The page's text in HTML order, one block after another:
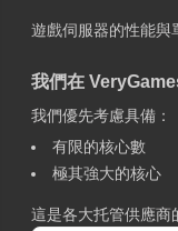
遊戲伺服器的性能與
我們在
我們優先考慮具備：
有限的核心數
極其強大的核心
這是各大托管供應商